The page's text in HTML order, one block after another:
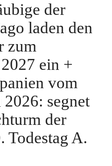
der
laden den
zum
ein +
vom
segnet
der
Todestag A.